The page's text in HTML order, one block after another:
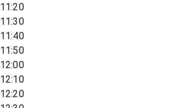
11:20
11:30
11:40
11:50
12:00
12:10
12:20